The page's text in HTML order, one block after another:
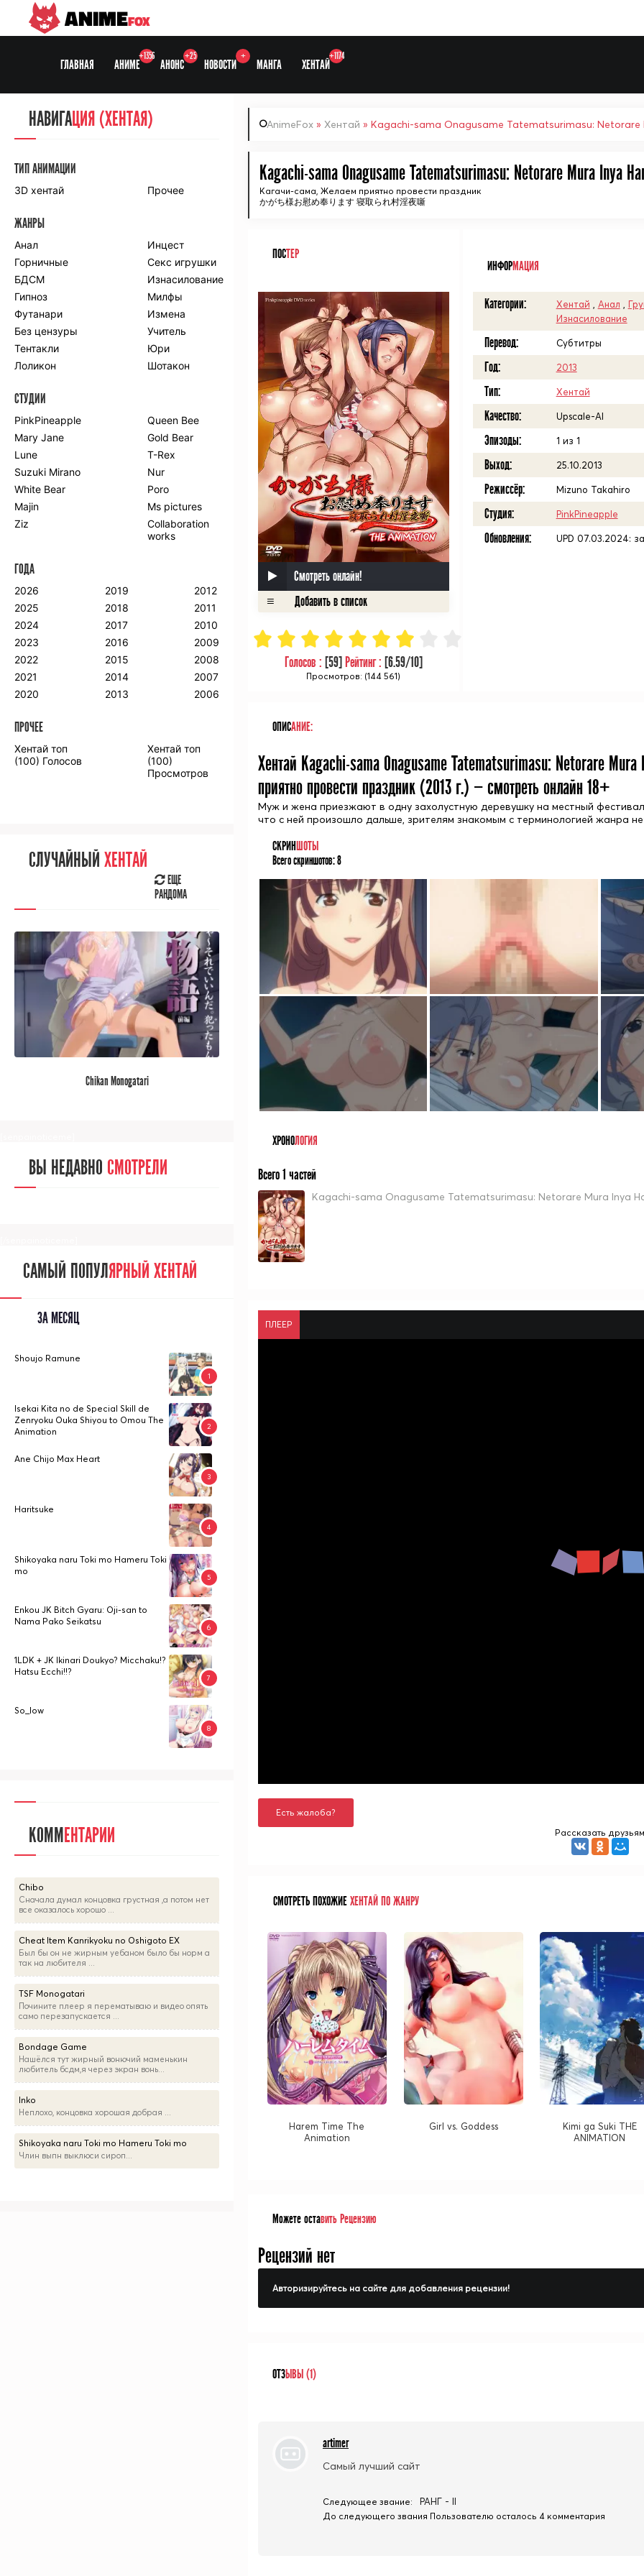
Выберите одну категорию
ANIMEFOX
ГЛАВНАЯ АНИМЕ
+1356
АНОНС
+25
НОВОСТИ
+
МАНГА ХЕНТАЙ
+1174
AnimeFox » Хентай » Kagachi-sama Onagusame Tatematsurimasu: Netorare
Kagachi-sama Onagusame Tatematsurimasu: Netorare Mura Inya
Кагачи-сама, Желаем приятно провести праздник
かがち様お慰め奉ります 寝取られ村淫夜噺
ПОСТЕР
Смотреть онлайн!
Голосов : [59] Рейтинг : [6.59/10]
Просмотров: (144 561)
ИНФОРМАЦИЯ
Категории: Хентай Анал
Изнасилование
Перевод: Субтитры
Год: 2013
Тип: Хентай
Качество: Upscale-AI
Эпизоды: 1 из 1
Выход: 25.10.2013
Режиссёр: Mizuno Takahiro
Студия: PinkPineapple
Обновления: UPD 07.03.2024:
ОПИСАНИЕ:
Хентай Kagachi-sama Onagusame Tatematsurimasu: Netorare
приятно провести праздник (2013 г.) — смотреть онлайн 18+
Муж и жена приезжают в одну захолустную деревушку на местный
что с ней произошло дальше, зрителям знакомым с терминологией жанра
СКРИНШОТЫ
Всего скриншотов:8
ХРОНОЛОГИЯ
Всего 1 частей
Kagachi-sama Onagusame Tatematsurimasu: Netorare Mura Inya
ПЛЕЕР
Есть жалоба?
Рассказать друзьям
СМОТРЕТЬ ПОХОЖИЕХЕНТАЙ ПО ЖАНРУ
Harem Time The
Animation
Girl vs. Goddess
Kimi ga Suki THE
ANIMATION
Можете оставить Рецензию
Рецензий нет
Авторизируйтесь на сайте для добавления рецензии!
ОТЗЫВЫ (1)
artimer
Самый лучший сайт
Следующее звание: РАНГ - II
До следующего звания Пользователю осталось 4 комментария
НАВИГАЦИЯ
СЕЗОНЫ
Anidub
Animedia
Kansai studio
Onibaku
Shiza project
ПО ЖАНРАМ
Комедия
Приключения
Романтика
Школа
Этти
Боевые
искусства
Гарем
Драма
Игры
Исторический
Магия
Фантастика
Фэнтези
Мистика
Попаданцы в
другой мир
Хентай
ПО ГОДУ
2023
2022
2021
2020
2019
2018
2017
2016
2013
2012
2011
2010
2009
2008
2005
2004
2003
2002
2001
2000
ПРОЧЕЕ
Аниме фильмы Аниме OVA
СЛУЧАЙНОЕ АНИМЕ
РАНДОМА
ВЫ НЕДАВНОСМОТРЕЛИ
[/senpainoticeme]
САМЫЙ ПОПУЛЯРНЫЙ АНИМЕ
НАВИГАЦИЯ (ХЕНТАЯ)
ТИП АНИМАЦИИ
3D хентай Прочее
ЖАНРЫ
Анал
Инцест
Горничные
Секс игрушки
БДСМ
Изнасилование
Гипноз
Милфы
Футанари
Измена
Без цензуры
Учитель
Тентакли
Юри
Лоликон
Шотакон
СТУДИИ
PinkPineapple
Queen Bee
Mary Jane
Gold Bear
Lune
T-Rex
Suzuki Mirano
Nur
White Bear
Poro
Majin
Ms pictures
Ziz
Collaboration
works
ГОДА
2026
2025
2024
2023
2022
2021
2020
2019
2018
2017
2016
2015
2014
2013
2012
2011
2010
2009
2008
2007
2006
ПРОЧЕЕ
Хентай топ
(100) Голосов
Хентай топ
(100)
Просмотров
СЛУЧАЙНЫЙ ХЕНТАЙ
ЕЩЕ
РАНДОМА
Chikan Monogatari
ВЫ НЕДАВНО СМОТРЕЛИ
САМЫЙ ПОПУЛЯРНЫЙ ХЕНТАЙ
ЗА МЕСЯЦ
Shoujo Ramune
Isekai Kita no de Special Skill de
Zenryoku Ouka Shiyou to Omou The
Animation
Ane Chijo Max Heart
Haritsuke
Shikoyaka naru Toki mo Hameru Toki
mo
Enkou JK Bitch Gyaru: Oji-san to
Nama Pako Seikatsu
1LDK + JK Ikinari Doukyo? Micchaku!?
Hatsu Ecchi!!?
So_low
КОММЕНТАРИИ
Chibo
Сначала думал концовка грустная ,а потом нет
все оказалось хорошо ...
Cheat Item Kanrikyoku no Oshigoto EX
Был бы он не жирным уебаном было бы норм а
так на любителя ...
TSF Monogatari
Почините плеер я перематываю и видео опять
само перезапускается ...
Bondage Game
Нашёлся тут жирный вонючий маменькин
любитель бсдм,я через экран вонь...
Inko
Неплохо, концовка хорошая добрая ...
Shikoyaka naru Toki mo Hameru Toki mo
Члин выпн выклюси сироп...